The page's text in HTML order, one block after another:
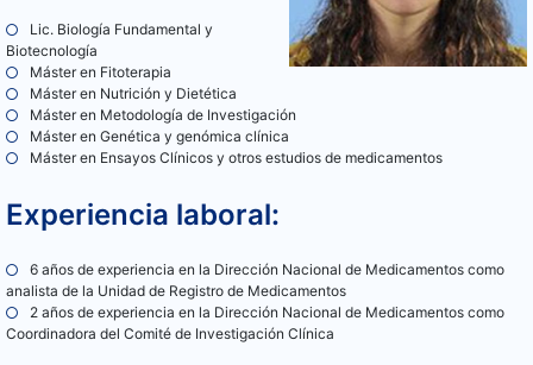
Lic. Biología Fundamental y
Biotecnología
Máster en Fitoterapia
Máster en Nutrición y Dietética
Máster en Metodología de Investigación
Máster en Genética y genómica clínica
Máster en Ensayos Clínicos y otros estudios de medicamentos
Experiencia laboral:
6 años de experiencia en la Dirección Nacional de Medicamentos como
analista de la Unidad de Registro de Medicamentos
2 años de experiencia en la Dirección Nacional de Medicamentos como
Coordinadora del Comité de Investigación Clínica